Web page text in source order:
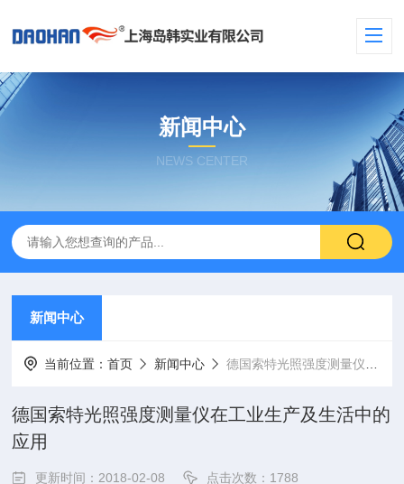
新闻中心
NEWS CENTER
新闻中心
当前位置：首页 新闻中心 德国索特光照强度测量仪在工业生产及生活中的应用
德国索特光照强度测量仪在工业生产及生活中的
应用
更新时间：2018-02-08 点击次数：1788